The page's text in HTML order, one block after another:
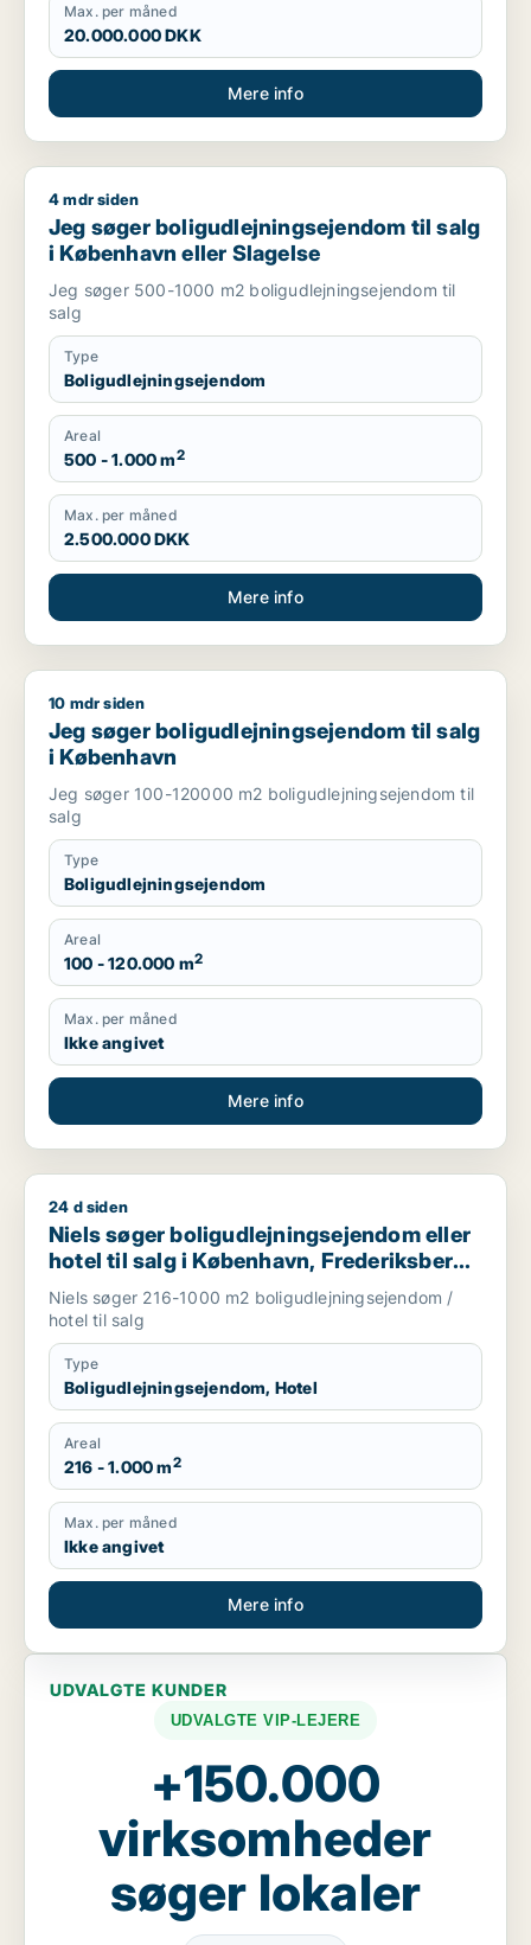
Max. per måned
20.000.000 DKK
Mere info
Jeg søger boligudlejningsejendom til salg i København eller
4 mdr siden
Jeg søger boligudlejningsejendom til salg
i København eller Slagelse
Jeg søger 500-1000 m2 boligudlejningsejendom til
salg
Type
Boligudlejningsejendom
Areal
500 - 1.000 m2
Max. per måned
2.500.000 DKK
Mere info
Jeg søger boligudlejningsejendom til salg i København
10 mdr siden
Jeg søger boligudlejningsejendom til salg
i København
Jeg søger 100-120000 m2 boligudlejningsejendom til
salg
Type
Boligudlejningsejendom
Areal
100 - 120.000 m2
Max. per måned
Ikke angivet
Mere info
Niels søger boligudlejningsejendom eller hotel til salg i
24 d siden
Niels søger boligudlejningsejendom eller
hotel til salg i København, Frederiksberg
eller Ørestad m.fl.
Niels søger 216-1000 m2 boligudlejningsejendom /
hotel til salg
Type
Boligudlejningsejendom, Hotel
Areal
216 - 1.000 m2
Max. per måned
Ikke angivet
Mere info
UDVALGTE KUNDER
UDVALGTE VIP-LEJERE
+150.000
virksomheder
søger lokaler